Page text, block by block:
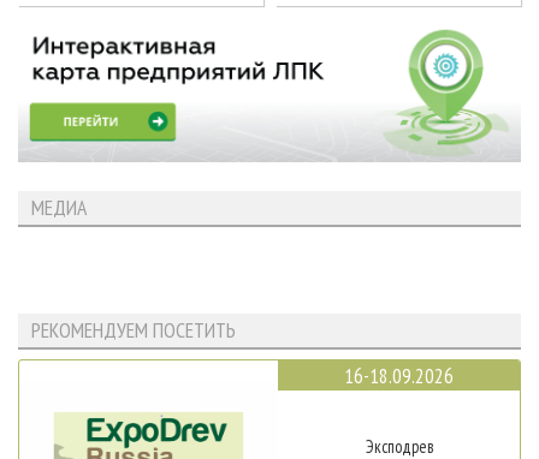
МЕДИА
РЕКОМЕНДУЕМ ПОСЕТИТЬ
16-18.09.2026
Эксподрев